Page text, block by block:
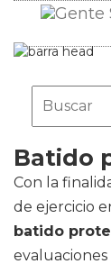
Batido
Con la
de ejercicio
batido